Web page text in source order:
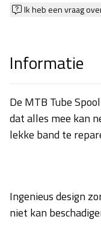
Ik heb een vraag
Informatie
De MTB Tube
dat alles mee kan
lekke band te
Ingenieus design
niet kan